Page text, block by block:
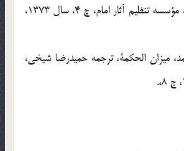
[15] . امام خميني،چهل حديث، مؤسسه تنظيم آثار امام، چ 4، سال 1373،
ميزان الحكمة، ترجمه حميدرضا شيخي،